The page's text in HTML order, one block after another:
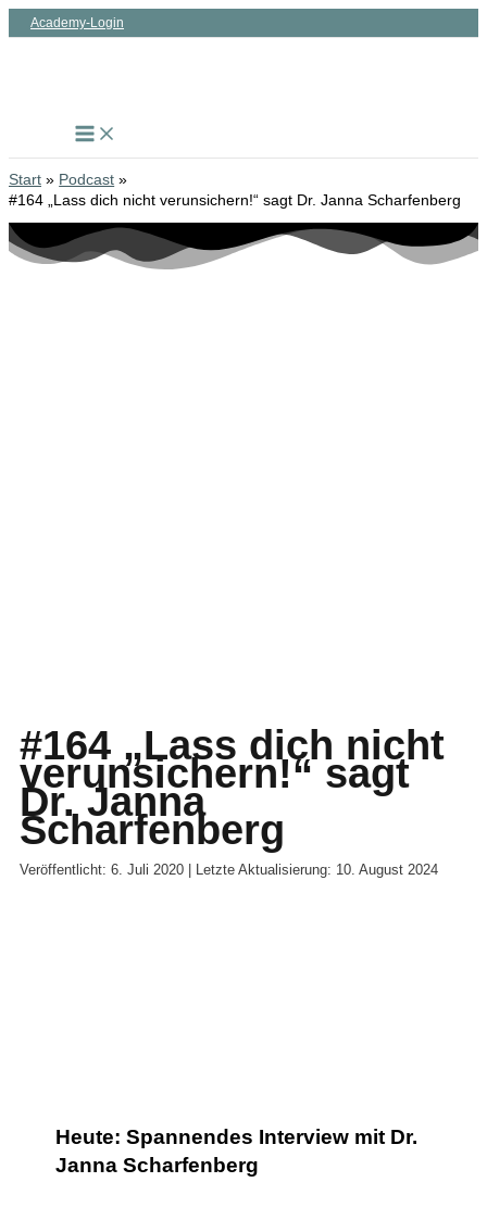
ZumAcademy-Login
Start
Podcast
#164 „Lass dich nicht verunsichern!“ sagt Dr. Janna Scharfenberg
#164 „Lass dich nicht
verunsichern!“ sagt
Dr. Janna
Scharfenberg
Veröffentlicht: 6. Juli 2020 | Letzte Aktualisierung: 10. August 2024
Heute: Spannendes Interview mit Dr.
Janna Scharfenberg